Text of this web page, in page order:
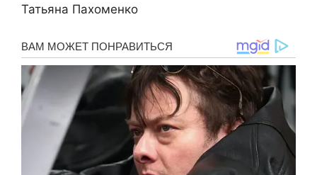
Татьяна Пахоменко